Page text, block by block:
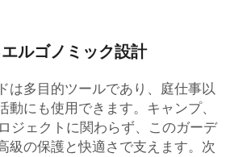
ルゴノミック設計
は多目的ツールであり、庭仕事以
動にも使用できます。キャンプ、
ジェクトに関わらず、このガーデ
級の保護と快適さで支えます。次